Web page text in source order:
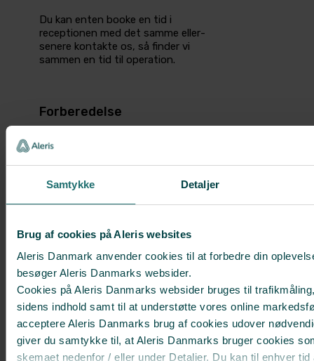
Samtykke Detaljer
Brug af cookies på Aleris websites
Aleris Danmark anvender cookies til at forbedre din
besøger Aleris Danmarks websider.
Cookies på Aleris Danmarks websider bruges til
sidens indhold samt til at understøtte vores online
acceptere Aleris Danmarks brug af cookies udover
giver du samtykke til, at Aleris Danmarks bruger cookies
skemaet nedenfor / eller under Detaljer. Du kan til enhver
Du kan enten booke en tid i
receptionen­ med det samme eller­
senere­ kontakte os, så finder vi
sammen­ en tid til operation.
Forberedelse
har læst folderen­
forbindelse­ med din operation”.
Faste
aftalt, at du skal i fuld bedøvelse.
Pause med medicin
Se angående dette i folderen”Generel
vejledning i forbindelse­ med din
operation”eller ”Vanlig medicin i
forbindelse med din operation”
Huden